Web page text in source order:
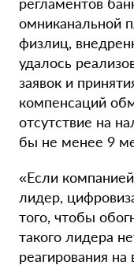
регламентов
омниканальной
физлиц,
удалось
заявок и
компенсаций
отсутствие на
бы не менее 9
«Если
лидер,
того, чтобы
такого лидера
реагирования